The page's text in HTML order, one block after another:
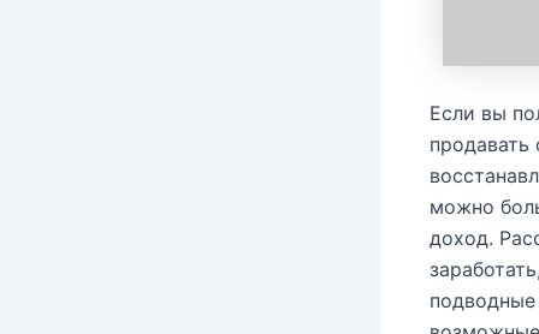
Если вы
продавать
можно
доход.
подводные